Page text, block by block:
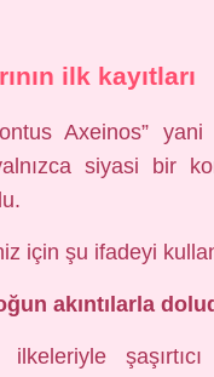
ilk kayıtları
Axeinos”
siyasi bir
için şu ifadeyi
akıntılarla